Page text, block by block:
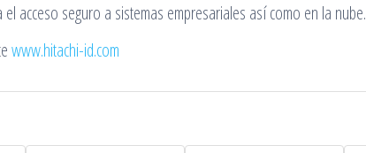
acceso seguro a sistemas empresariales así como en la nube.
www.hitachi-id.com